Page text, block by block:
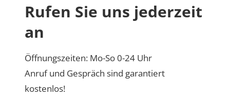
Rufen Sie uns jederzeit
an
Öffnungszeiten: Mo-So 0-24 Uhr
Anruf und Gespräch sind garantiert
kostenlos!